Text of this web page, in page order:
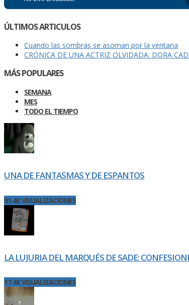
ÚLTIMOS ARTICULOS
Cuando las sombras se asoman por la ventana
CRÓNICA DE UNA ACTRIZ OLVIDADA: DORA
MÁS POPULARES
SEMANA
MES
TODO EL TIEMPO
UNA DE FANTASMAS Y DE ESPANTOS
91.4K VISUALIZACIONES
LA LUJURIA DEL MARQUÉS DE SADE:
17.4K VISUALIZACIONES